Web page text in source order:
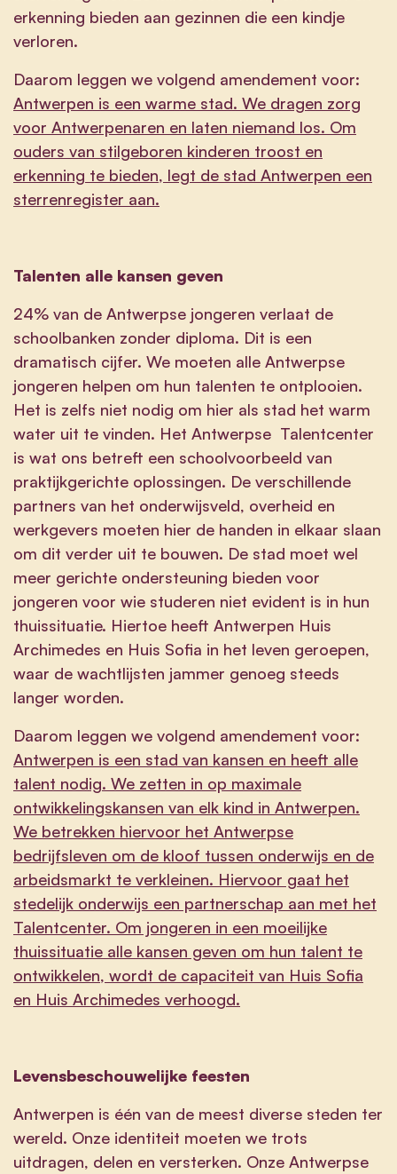
erkenning bieden aan gezinnen die een kindje
verloren.
Daarom leggen we volgend amendement voor:
Antwerpen is een warme stad. We dragen zorg
voor Antwerpenaren en laten niemand los. Om
ouders van stilgeboren kinderen troost en
erkenning te bieden, legt de stad Antwerpen een
sterrenregister aan.
Talenten alle kansen geven
24% van de Antwerpse jongeren verlaat de
schoolbanken zonder diploma. Dit is een
dramatisch cijfer. We moeten alle Antwerpse
jongeren helpen om hun talenten te ontplooien.
Het is zelfs niet nodig om hier als stad het warm
water uit te vinden. Het Antwerpse Talentcenter
is wat ons betreft een schoolvoorbeeld van
praktijkgerichte oplossingen. De verschillende
partners van het onderwijsveld, overheid en
werkgevers moeten hier de handen in elkaar slaan
om dit verder uit te bouwen. De stad moet wel
meer gerichte ondersteuning bieden voor
jongeren voor wie studeren niet evident is in hun
thuissituatie. Hiertoe heeft Antwerpen Huis
Archimedes en Huis Sofia in het leven geroepen,
waar de wachtlijsten jammer genoeg steeds
langer worden.
Daarom leggen we volgend amendement voor:
Antwerpen is een stad van kansen en heeft alle
talent nodig. We zetten in op maximale
ontwikkelingskansen van elk kind in Antwerpen.
We betrekken hiervoor het Antwerpse
bedrijfsleven om de kloof tussen onderwijs en de
arbeidsmarkt te verkleinen. Hiervoor gaat het
stedelijk onderwijs een partnerschap aan met het
Talentcenter. Om jongeren in een moeilijke
thuissituatie alle kansen geven om hun talent te
ontwikkelen, wordt de capaciteit van Huis Sofia
en Huis Archimedes verhoogd.
Levensbeschouwelijke feesten
Antwerpen is één van de meest diverse steden ter
wereld. Onze identiteit moeten we trots
uitdragen, delen en versterken. Onze Antwerpse